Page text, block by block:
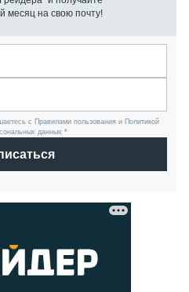
месяц на свою почту!
с Правилами пользования и Политикой
данных *